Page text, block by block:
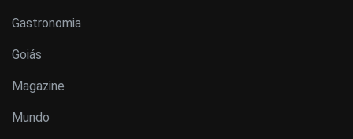
Gastronomia
Goiás
Magazine
Mundo